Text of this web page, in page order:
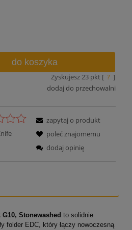
do koszyka
Zyskujesz23 pkt [ ? ]
dodaj do przechowalni
zapytaj o produkt
poleć znajomemu
dodaj opinię
Stonewashed to solidnie
folder EDC, który łączy nowoczesną